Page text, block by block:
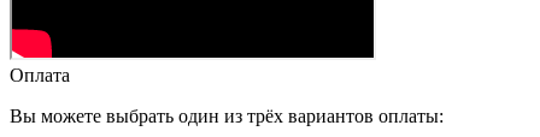
Оплата
Вы можете выбрать один из трёх вариантов оплаты: